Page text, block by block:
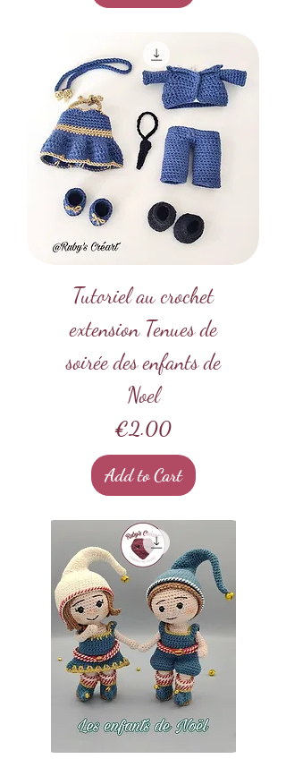
Tutoriel au crochet
extension Tenues de
soirée des enfants de
Noel
Price
€2.00
Add to Cart